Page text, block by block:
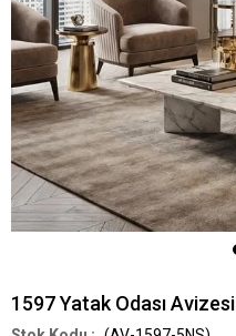
1597 Yatak Odası Avizesi